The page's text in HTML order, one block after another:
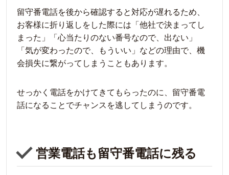
留守番電話を後から確認すると対応が遅れるため、
お客様に折り返しをした際には「他社で決まってし
まった」「心当たりのない番号なので、出ない」
「気が変わったので、もういい」などの理由で、機
会損失に繋がってしまうこともあります。
せっかく電話をかけてきてもらったのに、留守番電
話になることでチャンスを逃してしまうのです。
営業電話も留守番電話に残る